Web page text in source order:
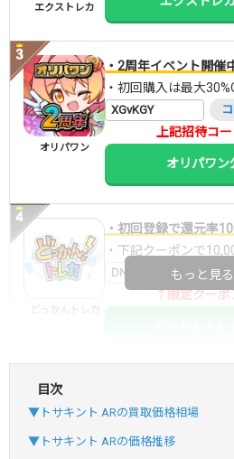
エクストレカ
オリパワン
・2周年イベント開催
・初回購入は最大
XGvKGY
上記招待コ
オリパワン
・初回登録で還元率
・下記クーポンで
DNGBIF4X
↑限定クーポ
・新規登録で6種類ア
SVGC7P
もっと見る
目次
▼トサキント ARの買取価格相場
▼トサキント ARの価格推移